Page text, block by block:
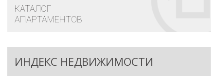
КАТАЛОГ
АПАРТАМЕНТОВ
ИНДЕКС НЕДВИЖИМОСТИ